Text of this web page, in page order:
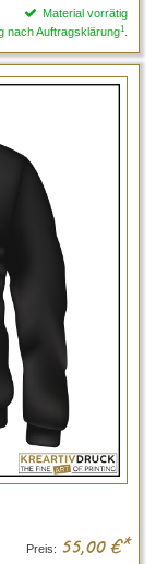
Material vorrätig
nach Auftragsklärung1
Preis: 55,00 €*